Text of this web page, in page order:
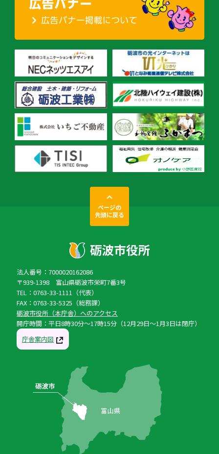
ページの
先頭に戻る
法人番号：7000020162086
〒939-1398 富山県砺波市栄町7番3号
TEL：0763-33-1111（代表）
FAX：0763-33-5325（総務課）
砺波市役所（本庁舎）へのアクセス
開庁時間：平日8時30分〜17時15分（12月29日〜1月3日は閉庁）
庁舎案内図